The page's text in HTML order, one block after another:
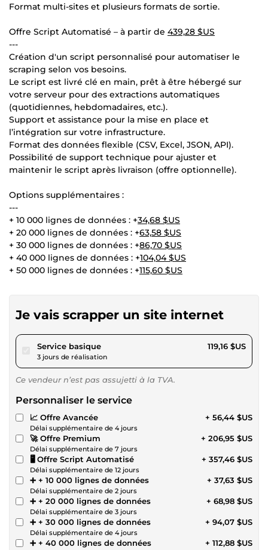
Format multi-sites et plusieurs formats de sortie.
Offre Script Automatisé – à partir de 439,28 $US
---
Création d'un script personnalisé pour automatiser le
scraping selon vos besoins.
Le script est livré clé en main, prêt à être hébergé sur
votre serveur pour des extractions automatiques
(quotidiennes, hebdomadaires, etc.).
Support et assistance pour la mise en place et
l’intégration sur votre infrastructure.
Format des données flexible (CSV, Excel, JSON, API).
Possibilité de support technique pour ajuster et
maintenir le script après livraison (offre optionnelle).
Options supplémentaires :
---
+ 10 000 lignes de données : +34,68 $US
+ 20 000 lignes de données : +63,58 $US
+ 30 000 lignes de données : +86,70 $US
+ 40 000 lignes de données : +104,04 $US
+ 50 000 lignes de données : +115,60 $US
Je vais scrapper un site internet
Service basiquepour 109,82 $US
3 jours de réalisation
119,16 $US
Ce vendeur n’est pas assujetti à la TVA.
Personnaliser le service
📈 Offre Avancée
Délai supplémentaire de 4 jours
+ 56,44 $US
🚀 Offre Premium
Délai supplémentaire de 7 jours
+ 206,95 $US
🖥️ Offre Script Automatisé
Délai supplémentaire de 12 jours
+ 357,46 $US
➕ + 10 000 lignes de données
Délai supplémentaire de 2 jours
+ 37,63 $US
➕ + 20 000 lignes de données
Délai supplémentaire de 3 jours
+ 68,98 $US
➕ + 30 000 lignes de données
Délai supplémentaire de 4 jours
+ 94,07 $US
➕ + 40 000 lignes de données + 112,88 $US